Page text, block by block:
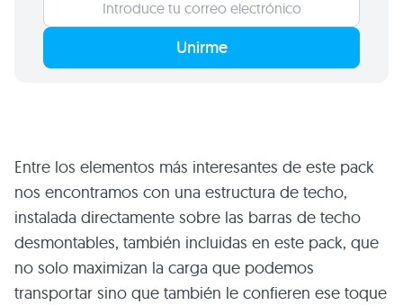
Unirme
Entre los elementos más interesantes de este pack
nos encontramos con una estructura de techo,
instalada directamente sobre las barras de techo
desmontables, también incluidas en este pack, que
no solo maximizan la carga que podemos
transportar sino que también le confieren ese toque